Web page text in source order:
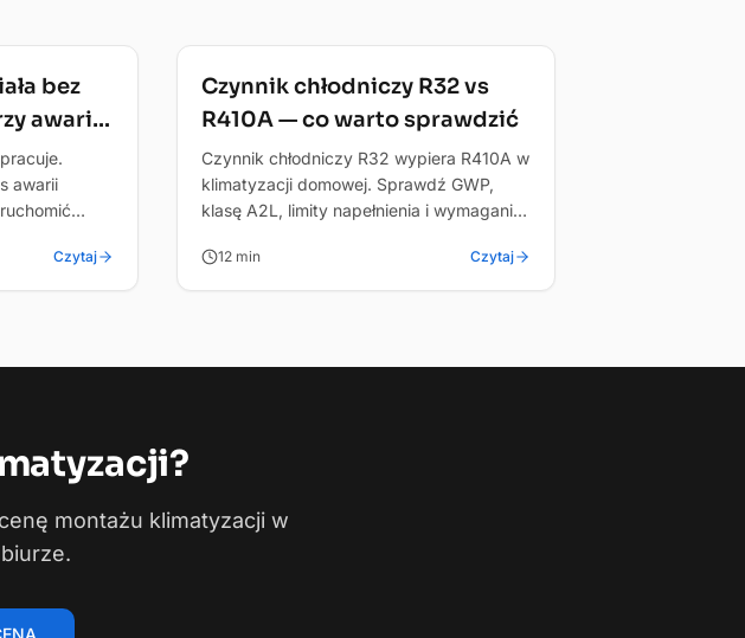
bez
awarii
awarii
Czytaj
Technologia
Czynnik chłodniczy R32 vs
R410A — co warto sprawdzić
Czynnik chłodniczy R32 wypiera R410A w
klimatyzacji domowej. Sprawdź GWP,
klasę A2L, limity napełnienia i wymagania
12 min Czytaj
montażu klimatyzacji w